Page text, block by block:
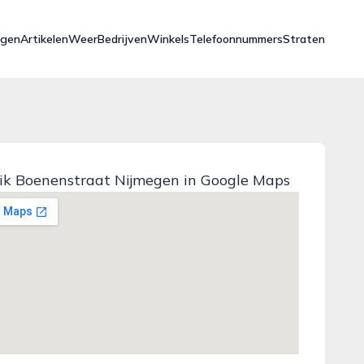
ArtikelenWeerBedrijvenWinkelsTelefoonnummersStraten
Boenenstraat Nijmegen in Google Maps